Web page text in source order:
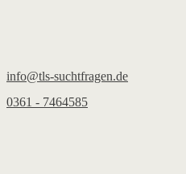
info@tls-suchtfragen.de
0361 - 7464585